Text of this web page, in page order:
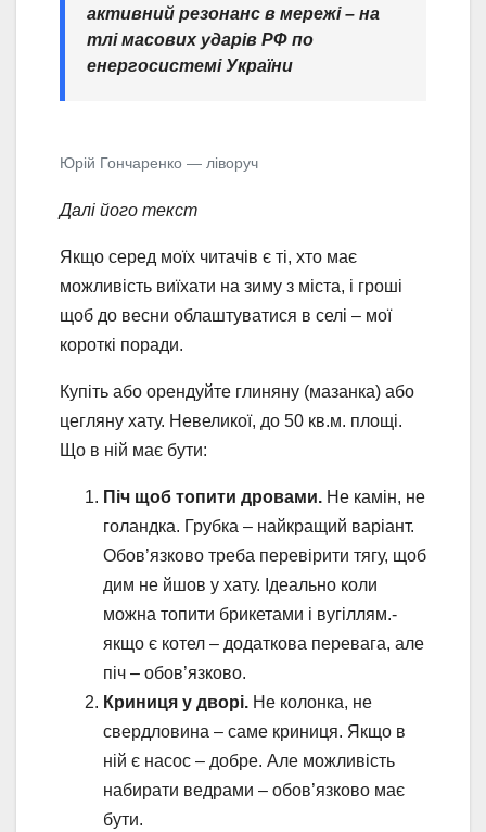
активний резонанс в мережі – на
тлі масових ударів РФ по
енергосистемі України
Юрій Гончаренко — ліворуч
Далі його текст
Якщо серед моїх читачів є ті, хто має
можливість виїхати на зиму з міста, і гроші
щоб до весни облаштуватися в селі – мої
короткі поради.
Купіть або орендуйте глиняну (мазанка) або
цегляну хату. Невеликої, до 50 кв.м. площі.
Що в ній має бути:
Піч щоб топити дровами. Не камін, не
голандка. Грубка – найкращий варіант.
Обов’язково треба перевірити тягу, щоб
дим не йшов у хату. Ідеально коли
можна топити брикетами і вугіллям.-
якщо є котел – додаткова перевага, але
піч – обов’язково.
Криниця у дворі. Не колонка, не
свердловина – саме криниця. Якщо в
ній є насос – добре. Але можливість
набирати ведрами – обов’язково має
бути.